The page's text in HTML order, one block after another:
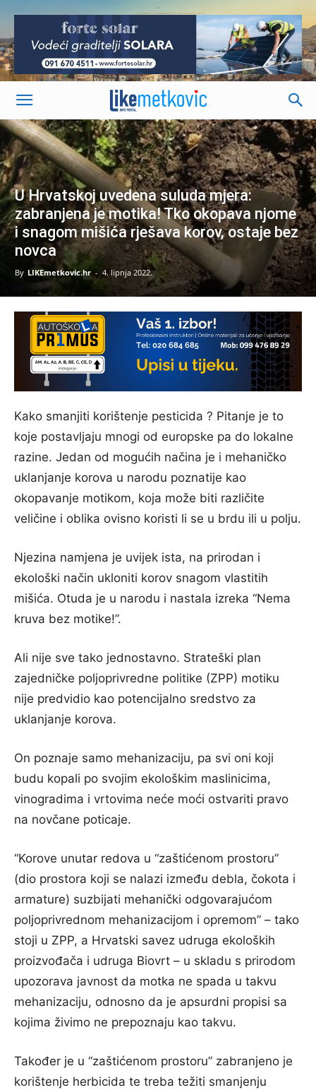
-
U Hrvatskoj uvedena suluda mjera:
zabranjena je motika! Tko okopava njome
i snagom mišića rješava korov, ostaje bez
novca
By LIKEmetkovic.hr - 4. lipnja 2022.
Kako smanjiti korištenje pesticida ? Pitanje je to
koje postavljaju mnogi od europske pa do lokalne
razine. Jedan od mogućih načina je i mehaničko
uklanjanje korova u narodu poznatije kao
okopavanje motikom, koja može biti različite
veličine i oblika ovisno koristi li se u brdu ili u polju.
Njezina namjena je uvijek ista, na prirodan i
ekološki način ukloniti korov snagom vlastitih
mišića. Otuda je u narodu i nastala izreka “Nema
kruva bez motike!”.
Ali nije sve tako jednostavno. Strateški plan
zajedničke poljoprivredne politike (ZPP) motiku
nije predvidio kao potencijalno sredstvo za
uklanjanje korova.
On poznaje samo mehanizaciju, pa svi oni koji
budu kopali po svojim ekološkim maslinicima,
vinogradima i vrtovima neće moći ostvariti pravo
na novčane poticaje.
“Korove unutar redova u “zaštićenom prostoru”
(dio prostora koji se nalazi između debla, čokota i
armature) suzbijati mehanički odgovarajućom
poljoprivrednom mehanizacijom i opremom” – tako
stoji u ZPP, a Hrvatski savez udruga ekoloških
proizvođača i udruga Biovrt – u skladu s prirodom
upozorava javnost da motka ne spada u takvu
mehanizaciju, odnosno da je apsurdni propisi sa
kojima živimo ne prepoznaju kao takvu.
Također je u “zaštićenom prostoru” zabranjeno je
korištenje herbicida te treba težiti smanjenju